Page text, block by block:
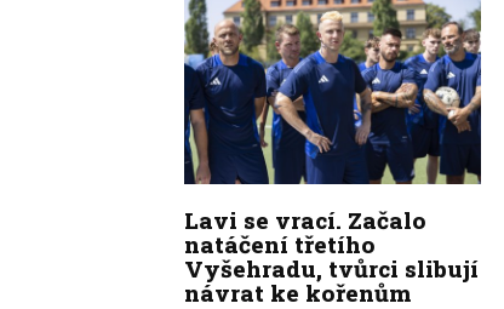
Lavi se vrací. Začalo
natáčení třetího
Vyšehradu, tvůrci slibují
návrat ke kořenům